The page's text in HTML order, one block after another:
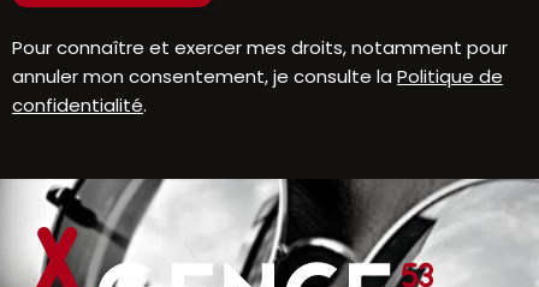
Pour connaître et exercer mes droits, notamment pour
annuler mon consentement, je consulte la Politique de
confidentialité.